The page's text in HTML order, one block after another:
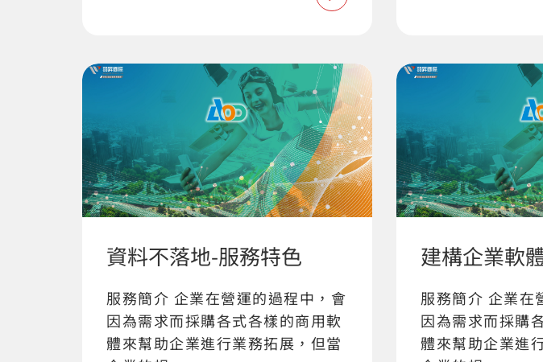
資料不落地-服務特色
服務簡介 企業在營運的過程中，會
因為需求而採購各式各樣的商用軟
體來幫助企業進行業務拓展，但當
建構企業軟
服務簡介 企業在
因為需求而採購
體來幫助企業進